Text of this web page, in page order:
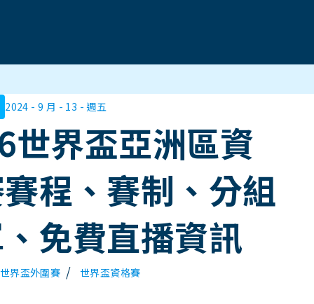
2024 - 9 月 - 13 - 週五
世界盃亞洲區資
程、賽制、分組
免費直播資訊
世界盃外圍賽 / 世界盃資格賽